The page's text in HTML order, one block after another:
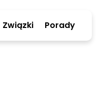
Związki Porady